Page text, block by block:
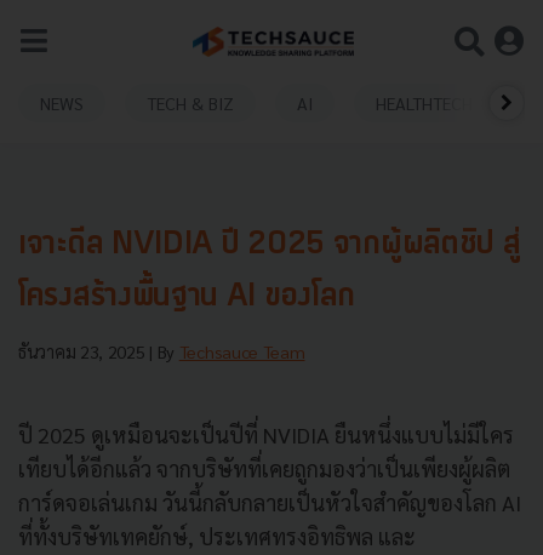
NEWS TECH & BIZ AI HEALTHTECH
เจาะดีล NVIDIA ปี 2025 จากผู้ผลิตชิป สู่
โครงสร้างพื้นฐาน AI ของโลก
ธันวาคม 23, 2025 | By Techsauce Team
ปี 2025 ดูเหมือนจะเป็นปีที่ NVIDIA ยืนหนึ่งแบบไม่มีใคร
เทียบได้อีกแล้ว จากบริษัทที่เคยถูกมองว่าเป็นเพียงผู้ผลิต
การ์ดจอเล่นเกม วันนี้กลับกลายเป็นหัวใจสำคัญของโลก AI
ที่ทั้งบริษัทเทคยักษ์, ประเทศทรงอิทธิพล และ